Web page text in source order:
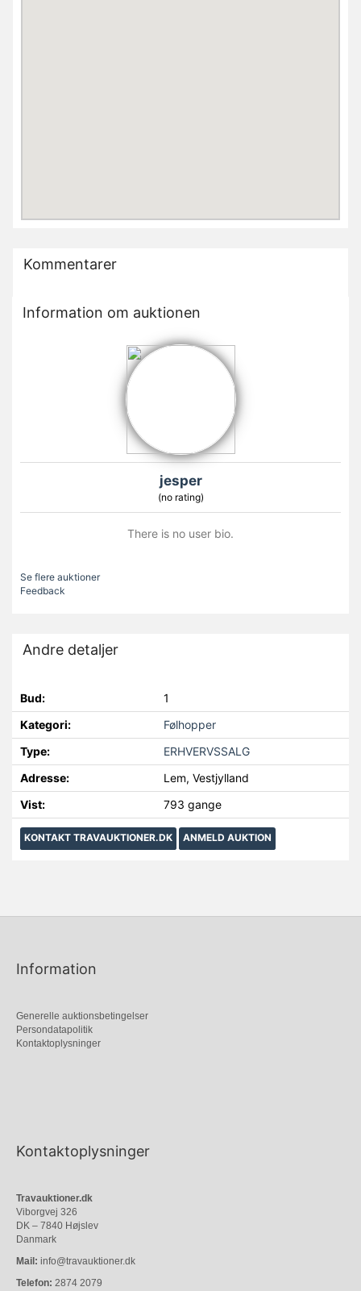
Kommentarer
Information om auktionen
jesper
(no rating)
There is no user bio.
Se flere auktioner
Feedback
Andre detaljer
Bud:
1
Kategori:
Følhopper
Type:
ERHVERVSSALG
Adresse:
Lem, Vestjylland
Vist:
793 gange
KONTAKT TRAVAUKTIONER.DK ANMELD AUKTION
Information
Generelle auktionsbetingelser
Persondatapolitik
Kontaktoplysninger
Kontaktoplysninger
Travauktioner.dk
Viborgvej 326
DK – 7840 Højslev
Danmark
Mail: info@travauktioner.dk
Telefon: 2874 2079